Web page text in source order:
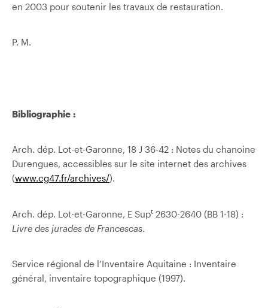
en 2003 pour soutenir les travaux de restauration.
P. M.
Bibliographie :
Arch. dép. Lot-et-Garonne, 18 J 36-42 : Notes du chanoine
Durengues, accessibles sur le site internet des archives
(www.cg47.fr/archives/).
Arch. dép. Lot-et-Garonne, E Supt 2630-2640 (BB 1-18) :
Livre des jurades de Francescas.
Service régional de l’Inventaire Aquitaine : Inventaire
général, inventaire topographique (1997).